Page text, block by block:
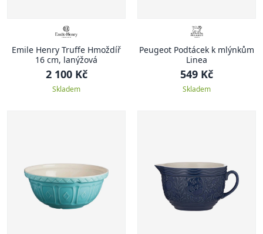
Emile Henry Truffe Hmoždíř
16 cm, lanýžová
2 100 Kč
Skladem
Peugeot Podtácek k mlýnkům
Linea
549 Kč
Skladem